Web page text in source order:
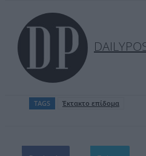
TAGS Έκτακτο επίδομα